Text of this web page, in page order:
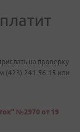
на проверку
(423) 241-56-15 или
№2970 от 19